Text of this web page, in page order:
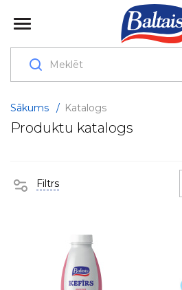
Sākums / Katalogs
Produktu katalogs
Filtrs